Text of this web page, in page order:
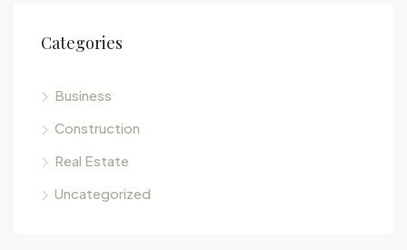
Categories
Business
Construction
Real Estate
Uncategorized